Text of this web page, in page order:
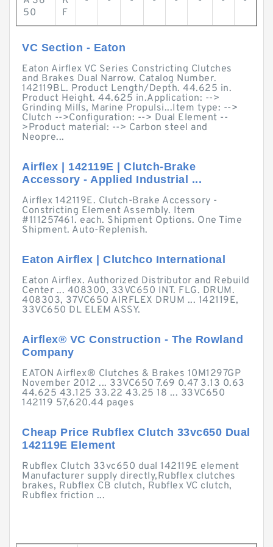
50
F
VC Section - Eaton
Eaton Airflex VC Series Constricting Clutches
and Brakes Dual Narrow. Catalog Number.
142119BL. Product Length/Depth. 44.625 in.
Product Height. 44.625 in.Application: -->
Grinding Mills, Marine Propulsi...Item type: -->
Clutch -->Configuration: --> Dual Element --
>Product material: --> Carbon steel and
Neopre...
Airflex | 142119E | Clutch-Brake
Accessory - Applied Industrial ...
Airflex 142119E. Clutch-Brake Accessory -
Constricting Element Assembly. Item
#111257461. each. Shipment Options. One Time
Shipment. Auto-Replenish.
Eaton Airflex | Clutchco International
Eaton Airflex. Authorized Distributor and Rebuild
Center ... 408300, 33VC650 INT. FLG. DRUM.
408303, 37VC650 AIRFLEX DRUM ... 142119E,
33VC650 DL ELEM ASSY.
Airflex® VC Construction - The Rowland
Company
EATON Airflex® Clutches & Brakes 10M1297GP
November 2012 ... 33VC650 7.69 0.47 3.13 0.63
44.625 43.125 33.22 43.25 18 ... 33VC650
142119 57,620.44 pages
Cheap Price Rubflex Clutch 33vc650 Dual
142119E Element
Rubflex Clutch 33vc650 dual 142119E element
Manufacturer supply directly,Rubflex clutches
brakes, Rubflex CB clutch, Rubflex VC clutch,
Rubflex friction ...